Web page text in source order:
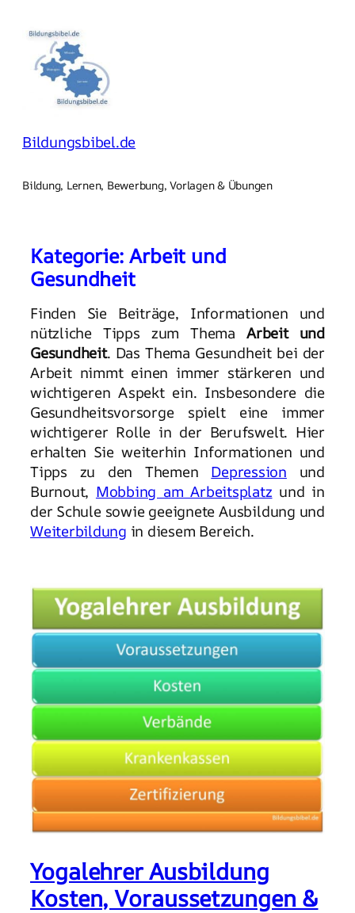
Inhalt
springen
Bildungsbibel.de
Bildung, Lernen, Bewerbung, Vorlagen & Übungen
Kategorie: Arbeit und
Gesundheit
Finden Sie Beiträge, Informationen und
nützliche Tipps zum ThemaArbeit und
Gesundheit. Das Thema Gesundheit bei der
Arbeit nimmt einen immer stärkeren und
wichtigeren Aspekt ein. Insbesondere die
Gesundheitsvorsorge spielt eine immer
wichtigerer Rolle in der Berufswelt. Hier
erhalten Sie weiterhin Informationen und
Tipps zu den Themen Depression und
Burnout, Mobbing am Arbeitsplatz und in
der Schule sowie geeignete Ausbildung und
Weiterbildung in diesem Bereich.
Yogalehrer Ausbildung
Kosten, Voraussetzungen &